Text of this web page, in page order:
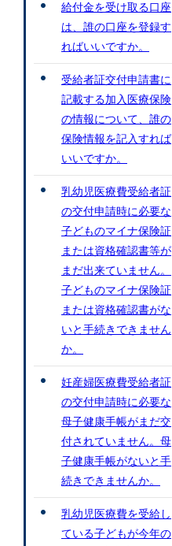
給付金を受け取る口座
は、誰の口座を登録す
ればいいですか。
受給者証交付申請書に
記載する加入医療保険
の情報について、誰の
保険情報を記入すれば
いいですか。
乳幼児医療費受給者証
の交付申請時に必要な
子どものマイナ保険証
または資格確認書等が
まだ出来ていません。
子どものマイナ保険証
または資格確認書がな
いと手続きできません
か。
妊産婦医療費受給者証
の交付申請時に必要な
母子健康手帳がまだ交
付されていません。母
子健康手帳がないと手
続きできませんか。
乳幼児医療費を受給し
ている子どもが今年の